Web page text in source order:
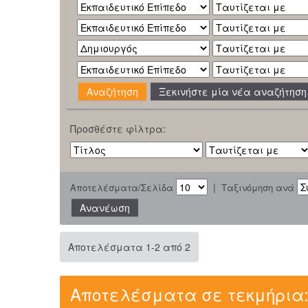
Ξεκινήστε μία νέα αναζήτηση
Προσθέστε φίλτρα:
Αποτελέσματα/Σελίδα | Ταξινόμηση ανά
Αποτελέσματα 1-2 από 2
Αποτελέσματα σε τεκμήρια: